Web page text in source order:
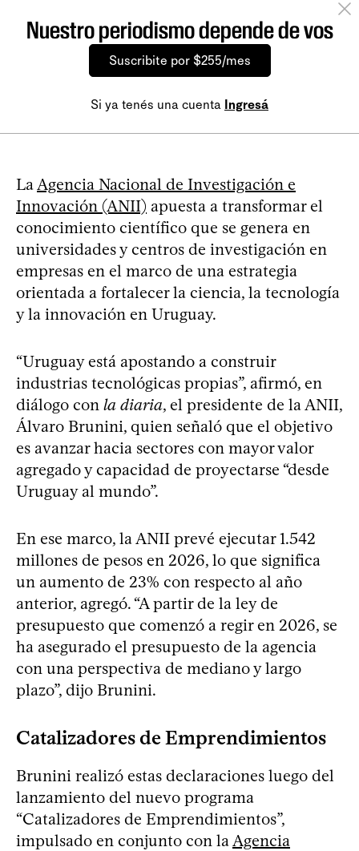
Nuestro periodismo depende de vos
Suscribite por $255/mes
Si ya tenés una cuenta Ingresá
La Agencia Nacional de Investigación e
Innovación (ANII) apuesta a transformar el
conocimiento científico que se genera en
universidades y centros de investigación en
empresas en el marco de una estrategia
orientada a fortalecer la ciencia, la tecnología
y la innovación en Uruguay.
“Uruguay está apostando a construir
industrias tecnológicas propias”, afirmó, en
diálogo con la diaria, el presidente de la ANII,
Álvaro Brunini, quien señaló que el objetivo
es avanzar hacia sectores con mayor valor
agregado y capacidad de proyectarse “desde
Uruguay al mundo”.
En ese marco, la ANII prevé ejecutar 1.542
millones de pesos en 2026, lo que significa
un aumento de 23% con respecto al año
anterior, agregó. “A partir de la ley de
presupuesto que comenzó a regir en 2026, se
ha asegurado el presupuesto de la agencia
con una perspectiva de mediano y largo
plazo”, dijo Brunini.
Catalizadores de Emprendimientos
Brunini realizó estas declaraciones luego del
lanzamiento del nuevo programa
“Catalizadores de Emprendimientos”,
impulsado en conjunto con la Agencia